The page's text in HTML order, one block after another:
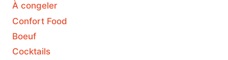
À congeler
Confort Food
Boeuf
Cocktails